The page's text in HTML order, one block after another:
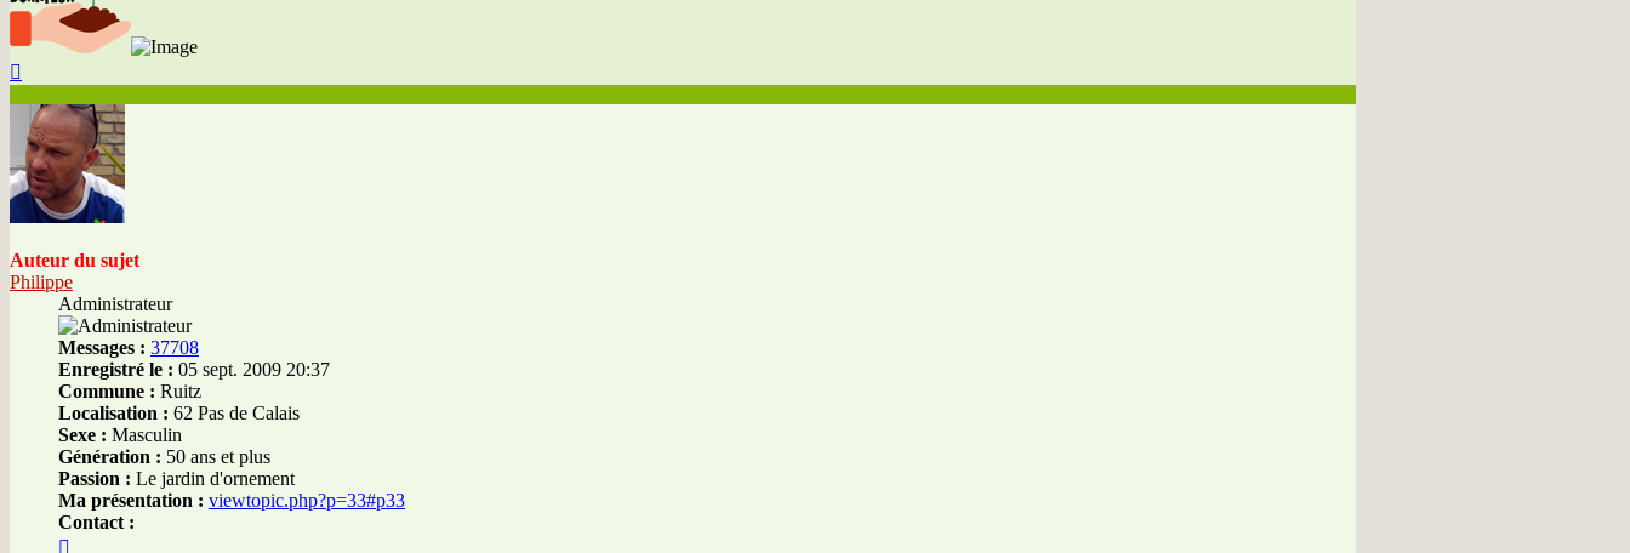
Auteur du sujet
Philippe
Administrateur
Messages : 37708
Enregistré le : 05 sept. 2009 20:37
Commune : Ruitz
Localisation : 62 Pas de Calais
Sexe : Masculin
Génération : 50 ans et plus
Passion : Le jardin d'ornement
Ma présentation : viewtopic.php?p=33#p33
Contact :